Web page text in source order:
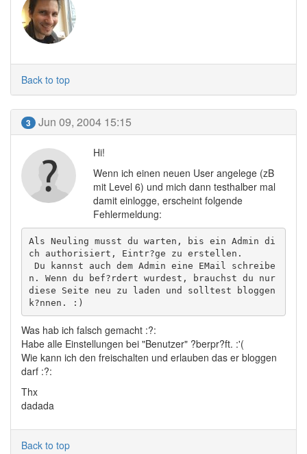
Back to top
3 Jun 09, 2004 15:15
Hi!
Wenn ich einen neuen User angelege (zB
mit Level 6) und mich dann testhalber mal
damit einlogge, erscheint folgende
Fehlermeldung:
Als Neuling musst du warten, bis ein Admin di
ch authorisiert, Eintr?ge zu erstellen.
n. Wenn du bef?rdert wurdest, brauchst du nur
diese Seite neu zu laden und solltest bloggen
k?nnen. :)
Was hab ich falsch gemacht :?:
Habe alle Einstellungen bei "Benutzer" ?berpr?ft. :'(
Wie kann ich den freischalten und erlauben das er bloggen
darf :?:
Thx
dadada
Back to top